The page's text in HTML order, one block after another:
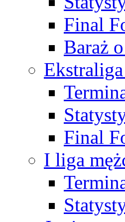
Final
Baraż
Final
I liga